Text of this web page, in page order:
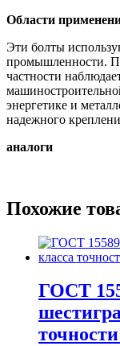
Области
Эти болты
промышленности.
частности
энергетике и
надежного
аналоги
Похожие
ГОСТ